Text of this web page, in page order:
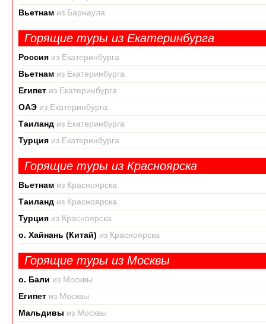
Вьетнам из Барнаула
Горящие туры из Екатеринбурга
Россия из Екатеринбурга
Вьетнам из Екатеринбурга
Египет из Екатеринбурга
ОАЭ из Екатеринбурга
Таиланд из Екатеринбурга
Турция из Екатеринбурга
Горящие туры из Красноярска
Вьетнам из Красноярска
Таиланд из Красноярска
Турция из Красноярска
о. Хайнань (Китай) из Красноярска
Горящие туры из Москвы
о. Бали из Москвы
Египет из Москвы
Мальдивы из Москвы